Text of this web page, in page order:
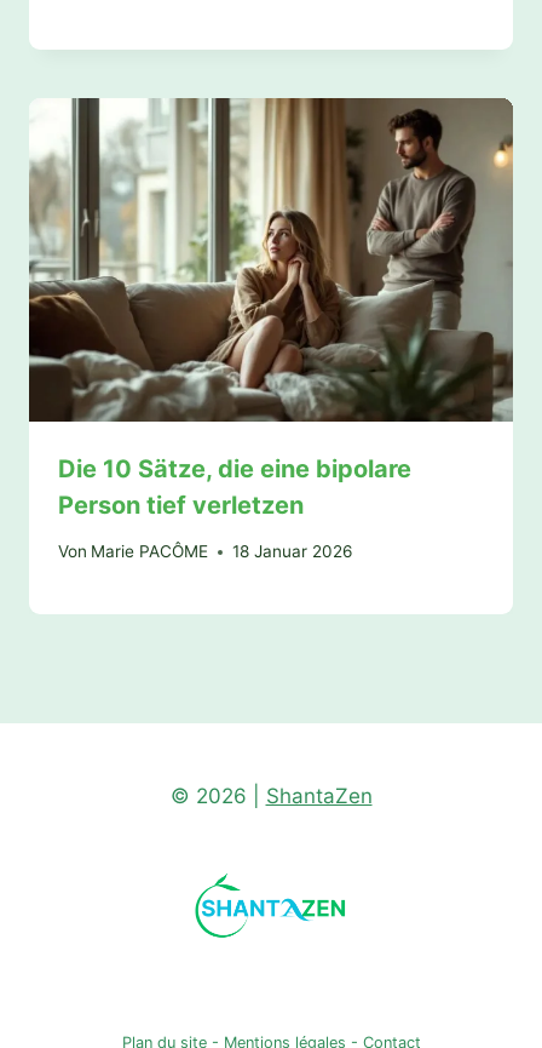
Die 10 Sätze, die eine bipolare
Person tief verletzen
Von Marie PACÔME 18 Januar 2026
© 2026 | ShantaZen
Plan du site- Mentions légales - Contact